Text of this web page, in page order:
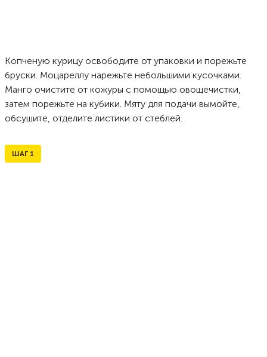
Копченую курицу освободите от упаковки и порежьте
бруски. Моцареллу нарежьте небольшими кусочками.
Манго очистите от кожуры с помощью овощечистки,
затем порежьте на кубики. Мяту для подачи вымойте,
обсушите, отделите листики от стеблей.
ШАГ 1